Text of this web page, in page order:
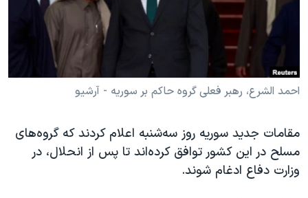
فرهنگ و زندگی
حقوق شهروندی
علم و فناوری
گالری عکس
آرشیو پخش زنده
مستندها
انتخابات ریاست جمهوری آمریکا ۲۰۲۴
حمله جمهوری اسلامی به اسرائیل
رمز مهسا
اعتراضات زن، زندگی، آزادی
مجموعه مستندهای دادخواهی
دنبال کنید
احمد الشرع، رهبر فعلی گروه حاکم بر سوریه - آرشیو
مقامات جدید سوریه روز سه‌شنبه اعلام کردند که گروه‌های
مسلح در این کشور توافق کرده‌اند تا پس از انحلال، در
وزارت دفاع ادغام شوند.